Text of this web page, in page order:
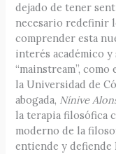
dejado de tener
necesario redefinir
comprender esta
interés académico
“mainstream”,
la Universidad de
abogada, Nínive
la terapia filosófica
moderno de la
entiende y